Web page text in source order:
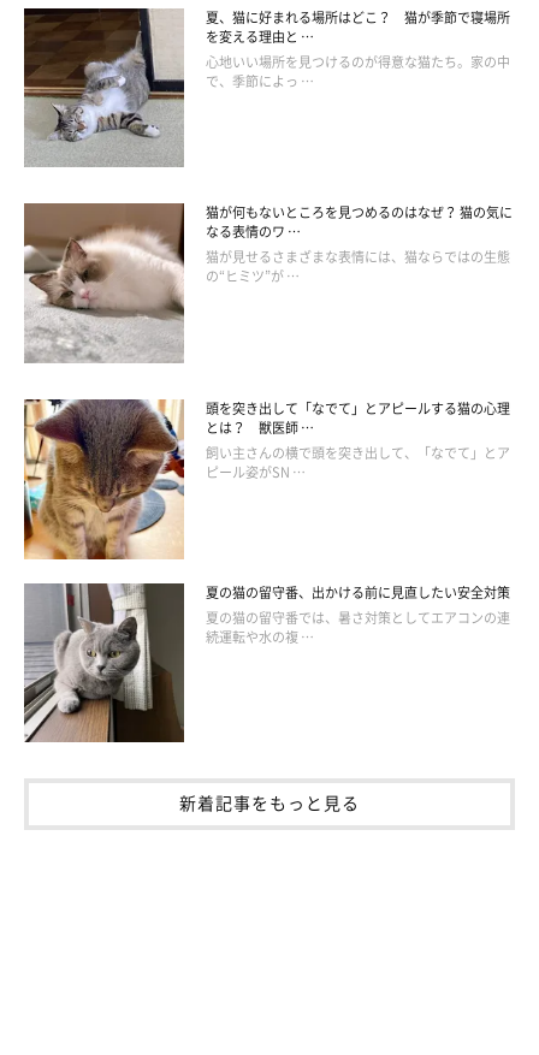
飼い主さんにできること
心の病気の大きな原因は、刺激不足です。日頃から刺激を与える
ように工夫をすると、心の病気を防ぎやすくなるでしょう。
外が見られる場所を用意する
室内飼いの猫にとっては、外を眺めることも大きな刺激になりま
夏、猫に好まれる場所はどこ？ 猫が季節で寝場所
を変える理由と …
心地いい場所を見つけるのが得意な猫たち。家の中
で、季節によっ …
猫が何もないところを見つめるのはなぜ？ 猫の気に
なる表情のワ …
猫が見せるさまざまな表情には、猫ならではの生態
の“ヒミツ”が …
頭を突き出して「なでて」とアピールする猫の心理
とは？ 獣医師 …
飼い主さんの横で頭を突き出して、「なでて」とア
ピール姿がSN …
夏の猫の留守番、出かける前に見直したい安全対策
夏の猫の留守番では、暑さ対策としてエアコンの連
続運転や水の複 …
新着記事をもっと見る